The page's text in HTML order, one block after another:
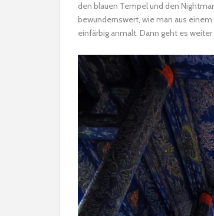
den blauen Tempel und den
bewundernswert, wie man aus
einfärbig anmalt. Dann geht es